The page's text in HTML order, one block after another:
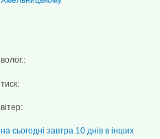
волог.:
тиск:
вітер:
на сьогодні завтра 10 днів в інших